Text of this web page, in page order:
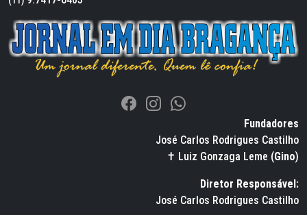
Fundadores
José Carlos Rodrigues Castilho
✝ Luiz Gonzaga Leme (Gino)
Diretor Responsável:
José Carlos Rodrigues Castilho